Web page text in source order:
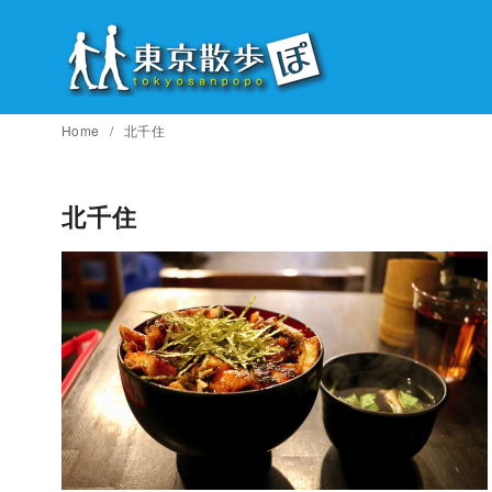
Home 北千住
北千住